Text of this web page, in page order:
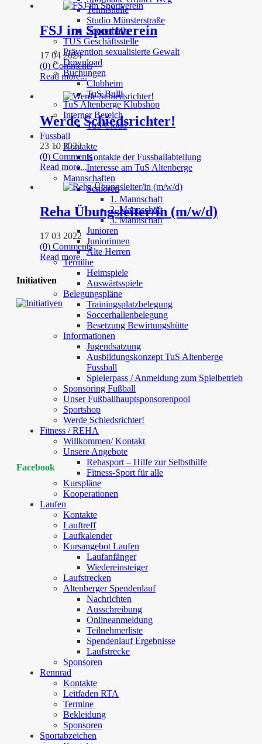
Tennishalle
Studio Münsterstraße
Soccerhalle
TUS Geschäftsstelle
Prävention sexualisierte Gewalt
Download
Buchungen
Clubheim
TuS-Bulli
TuS Altenberge Klubshop
Interner Bereich
TuS Cloud
Fussball
Kontakte
Kontakte der Fussballabteilung
Interesse am TuS Altenberge
Mannschaften
Senioren
1. Mannschaft
2. Mannschaft
3. Mannschaft
Junioren
Juniorinnen
Alte Herren
Termine
Heimspiele
Auswärtsspiele
Belegungspläne
Trainingsplatzbelegung
Soccerhallenbelegung
Besetzung Bewirtungshütte
Informationen
Jugendsatzung
Ausbildungskonzept TuS Altenberge
Fussball
Spielerpass / Anmeldung zum Spielbetrieb
Sponsoring Fußball
Unser Fußballhauptsponsorenpool
Sportshop
Werde Schiedsrichter!
Fitness / REHA
Willkommen/ Kontakt
Unsere Angebote
Rehasport – Hilfe zur Selbsthilfe
Fitness-Sport für alle
Kurspläne
Kooperationen
Laufen
Kontakte
Lauftreff
Laufkalender
Kursangebot Laufen
Laufanfänger
Wiedereinsteiger
Laufstrecken
Altenberger Spendenlauf
Nachrichten
Ausschreibung
Onlineanmeldung
Teilnehmerliste
Spendenlauf Ergebnisse
Laufstrecke
Sponsoren
Rennrad
Kontakte
Leitfaden RTA
Termine
Bekleidung
Sponsoren
Sportabzeichen
FSJ im Sportverein
17 04 2024
(0) Comments
Read more...
Werde Schiedsrichter!
23 10 2022
(0) Comments
Read more...
Reha Übungsleiter/in (m/w/d)
17 03 2022
(0) Comments
Read more...
Initiativen
Facebook